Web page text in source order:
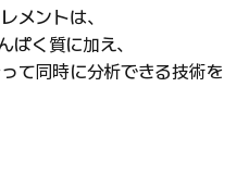
メントは、
ぱく質に加え、
て同時に分析できる技術を